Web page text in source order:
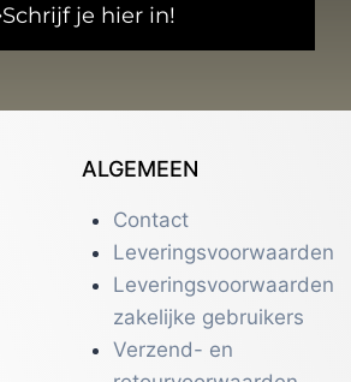
Schrijf je hier in!
ALGEMEEN
Contact
Leveringsvoorwaarden
Leveringsvoorwaarden
zakelijke gebruikers
Verzend- en